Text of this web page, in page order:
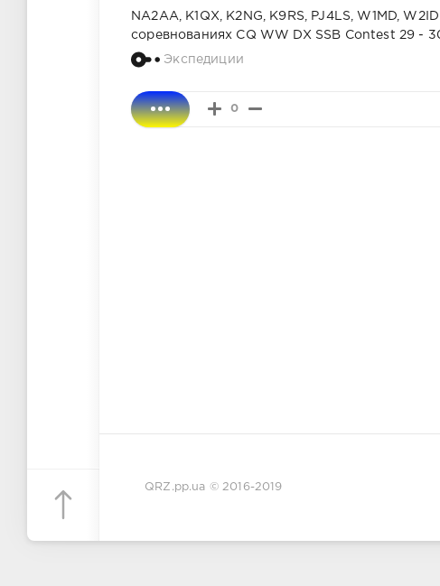
NA2AA, K1QX, K2NG, K9RS, PJ4LS, W1MD,
соревнованиях CQ WW DX SSB Contest 29 -
Экспедиции
0
QRZ.pp.ua © 2016-2019